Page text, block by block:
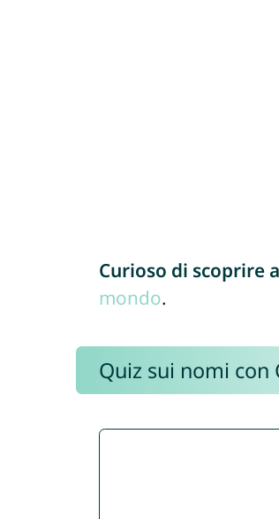
Curioso di scoprire
mondo.
Quiz sui nomi con